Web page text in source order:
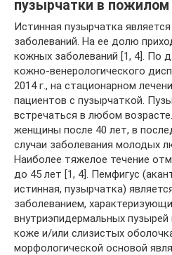
пузырчатки в пожилом
Истинная пузырчатка
заболеваний. На ее долю
кожных заболеваний [1, 4]. По
кожно-венерологического
2014 г., на стационарном
пациентов с пузырчаткой.
встречаться в любом
женщины после 40 лет, в
случаи заболевания молодых
Наиболее тяжелое течение
до 45 лет [1, 4]. Пемфигус
истинная, пузырчатка)
заболеванием,
внутриэпидермальных
коже и/или слизистых
морфологической основой